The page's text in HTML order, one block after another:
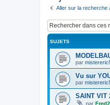
Aller sur la recherche
SUJETS
par
Vu sur
par
SAINT VIT
par